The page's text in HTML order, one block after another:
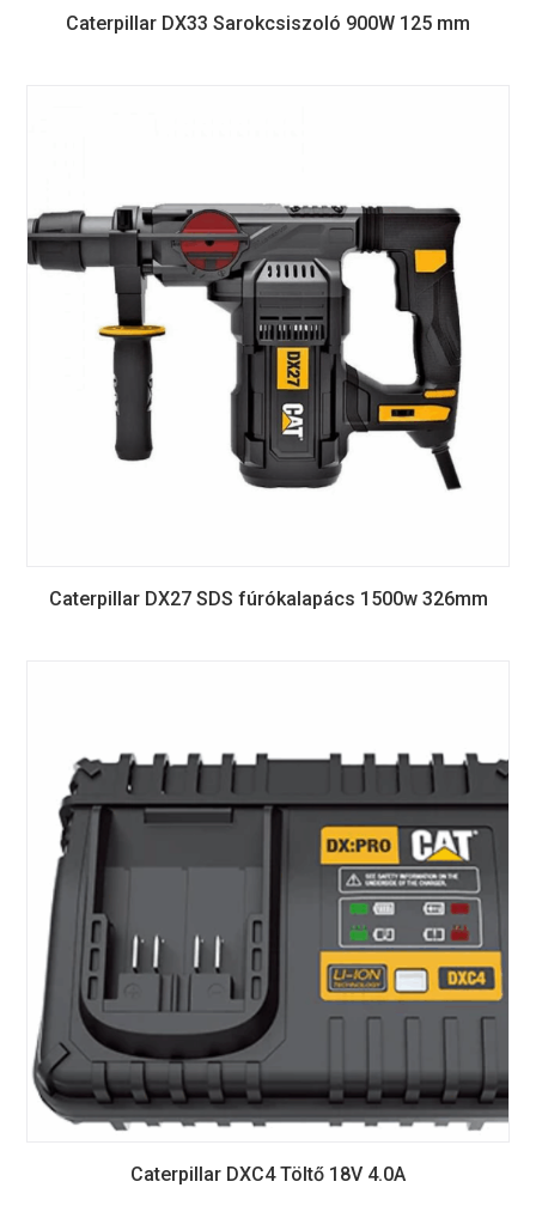
Caterpillar DX33 Sarokcsiszoló 900W 125 mm
Caterpillar DX27 SDS fúrókalapács 1500w 326mm
Caterpillar DXC4 Töltő 18V 4.0A